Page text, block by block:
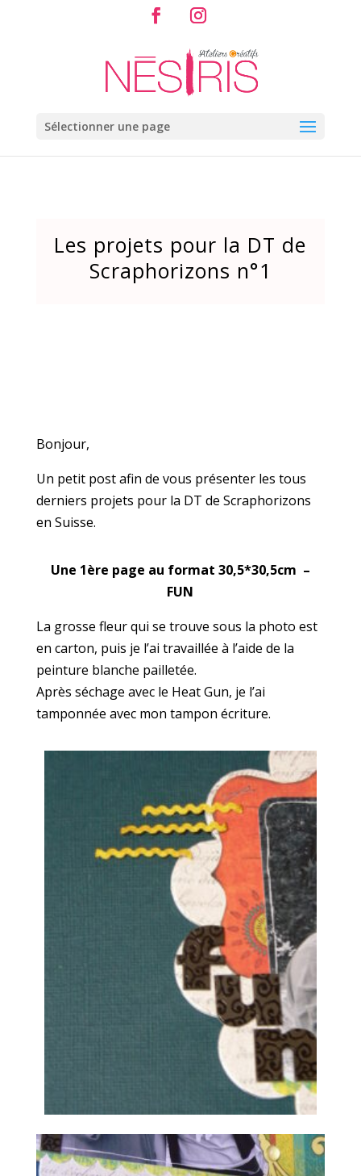
Sélectionner une page
Les projets pour la DT de
Scraphorizons n°1
Bonjour,
Un petit post afin de vous présenter les tous
derniers projets pour la DT de Scraphorizons
en Suisse.
Une 1ère page au format 30,5*30,5cm –
FUN
La grosse fleur qui se trouve sous la photo est
en carton, puis je l’ai travaillée à l’aide de la
peinture blanche pailletée.
Après séchage avec le Heat Gun, je l’ai
tamponnée avec mon tampon écriture.